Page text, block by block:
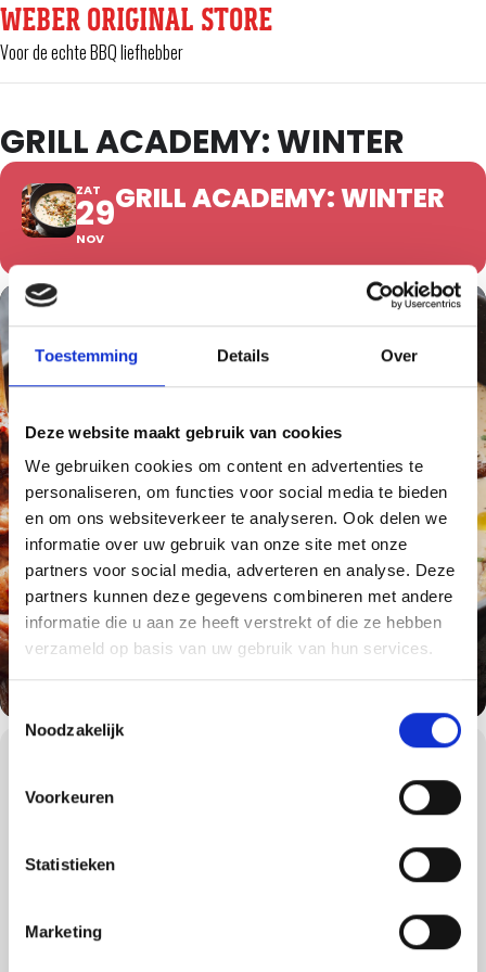
Toestemming Details Over
Deze website maakt gebruik van cookies
We gebruiken cookies om content en advertenties te
personaliseren, om functies voor social media te bieden
en om ons websiteverkeer te analyseren. Ook delen we
informatie over uw gebruik van onze site met onze
partners voor social media, adverteren en analyse. Deze
partners kunnen deze gegevens combineren met andere
informatie die u aan ze heeft verstrekt of die ze hebben
verzameld op basis van uw gebruik van hun services.
Toestemmingsselectie
Noodzakelijk
Voorkeuren
Statistieken
Marketing
WEBER ORIGINAL STORE
Voor de echte BBQ liefhebber
GRILL ACADEMY: WINTER
ZAT
29
NOV
GRILL ACADEMY: WINTER
Barbecueën in de winter? Jazeker!
Ervaar de ultieme gezellige barbecue-beleving in de winter. Bij de
maken op de barbecue.
Buiten bij de barbecue, knapperend vuur van de barbecue, een
sneeuw. Het wintermenu is tevens leuk om te bereiden als
kerstmenu, voor een geslaagde kerst of andere winterse